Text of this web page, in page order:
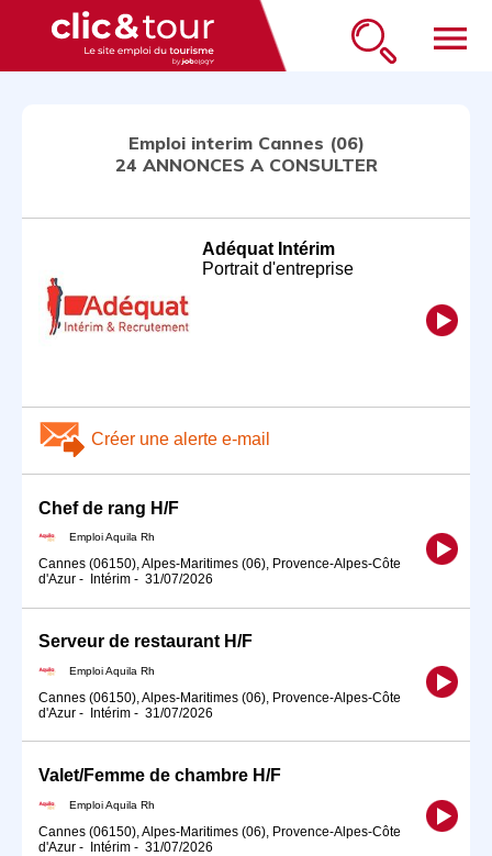
menu
Emploi interim Cannes (06)
24 ANNONCES A CONSULTER
Adéquat Intérim
Portrait d'entreprise
Créer une alerte e-mail
Chef de rang H/F
Emploi Aquila Rh
Cannes (06150), Alpes-Maritimes (06), Provence-Alpes-Côte
d'Azur - Intérim - 31/07/2026
Serveur de restaurant H/F
Emploi Aquila Rh
Cannes (06150), Alpes-Maritimes (06), Provence-Alpes-Côte
d'Azur - Intérim - 31/07/2026
Valet/Femme de chambre H/F
Emploi Aquila Rh
Cannes (06150), Alpes-Maritimes (06), Provence-Alpes-Côte
d'Azur - Intérim - 31/07/2026